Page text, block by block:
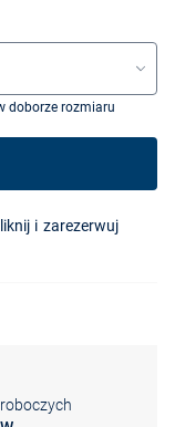
doborze rozmiaru
i zarezerwuj